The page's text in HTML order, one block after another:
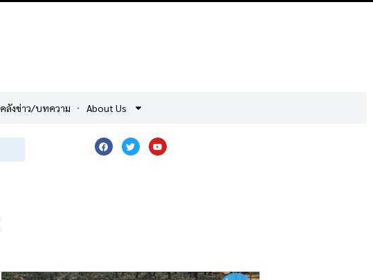
คลังข่าว/บทความ About Us